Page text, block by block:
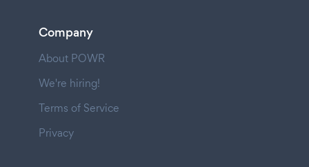
Company
About POWR
We're hiring!
Terms of Service
Privacy